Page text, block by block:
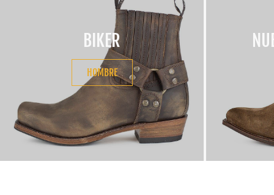
BIKER
HOMBRE